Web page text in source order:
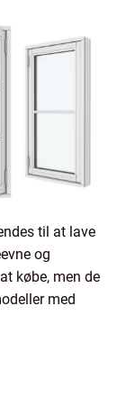
til at lave
og
købe, men de
med